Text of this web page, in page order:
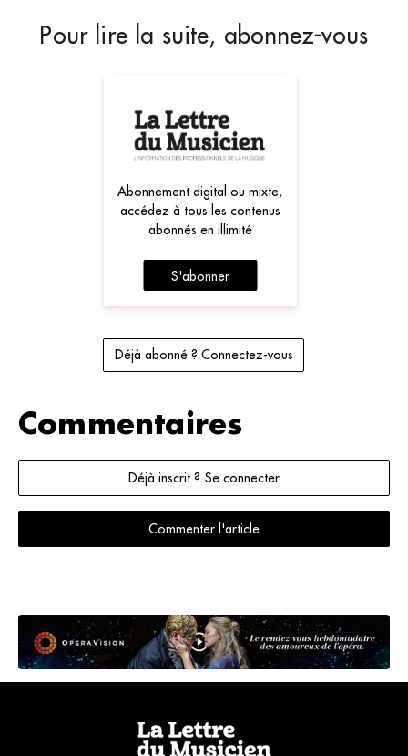
Pour lire la suite, abonnez-vous
Abonnement digital ou mixte,
accédez à tous les contenus
abonnés en illimité
S'abonner
Déjà abonné ? Connectez-vous
Commentaires
Déjà inscrit ? Se connecter
Commenter l'article